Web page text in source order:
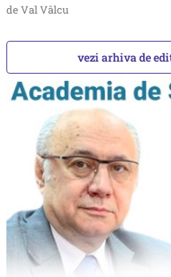
de Val Vâlcu
vezi arhiva de